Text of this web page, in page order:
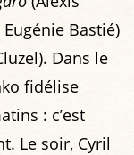
Bastié)
Dans le
fidélise
: c’est
Le soir, Cyril